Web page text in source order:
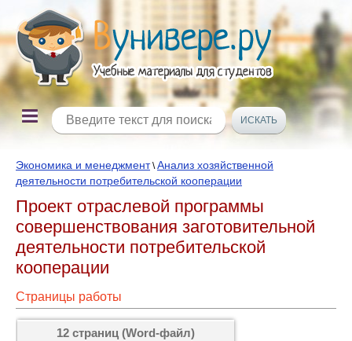
Экономика и менеджмент\Анализ хозяйственной
деятельности потребительской кооперации
Проект отраслевой программы
совершенствования заготовительной
деятельности потребительской
кооперации
Страницы работы
12 страниц (Word-файл)